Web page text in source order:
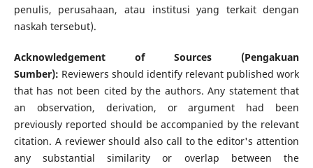
penulis, perusahaan, atau institusi yang terkait dengan
naskah tersebut).
Acknowledgement of Sources (Pengakuan
Sumber): Reviewers should identify relevant published work
that has not been cited by the authors. Any statement that
an observation, derivation, or argument had been
previously reported should be accompanied by the relevant
citation. A reviewer should also call to the editor's attention
any substantial similarity or overlap between the